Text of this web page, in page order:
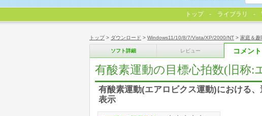
トップ> ダウンロード > Windows11/10/8/7/Vista/XP/2000/NT > 家庭＆趣
ソフト詳細 レビュー コメン
有酸素運動の目標心拍数(旧称:
有酸素運動(エアロビクス運動)における
表示
トップ ライブラリ